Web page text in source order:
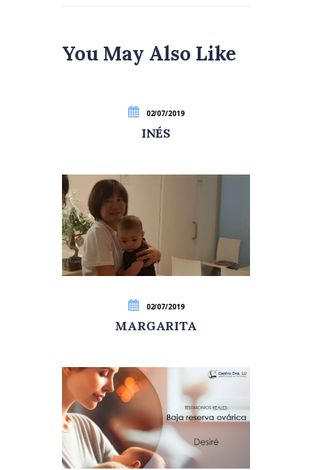
You May Also Like
02/07/2019
INÉS
02/07/2019
MARGARITA